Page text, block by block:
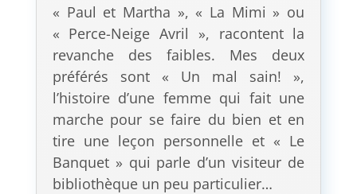
« Paul et Martha », « La Mimi » ou
« Perce-Neige Avril », racontent la
revanche des faibles. Mes deux
préférés sont « Un mal sain! »,
l’histoire d’une femme qui fait une
marche pour se faire du bien et en
tire une leçon personnelle et « Le
Banquet » qui parle d’un visiteur de
bibliothèque un peu particulier…